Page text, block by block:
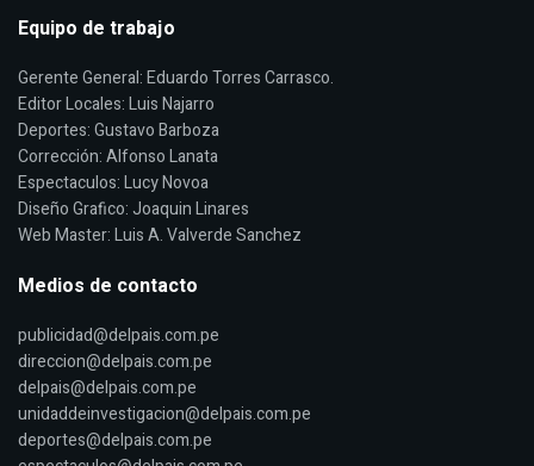
Equipo de trabajo
Gerente General: Eduardo Torres Carrasco.
Editor Locales: Luis Najarro
Deportes: Gustavo Barboza
Corrección: Alfonso Lanata
Espectaculos: Lucy Novoa
Diseño Grafico: Joaquin Linares
Web Master: Luis A. Valverde Sanchez
Medios de contacto
publicidad@delpais.com.pe
direccion@delpais.com.pe
delpais@delpais.com.pe
unidaddeinvestigacion@delpais.com.pe
deportes@delpais.com.pe